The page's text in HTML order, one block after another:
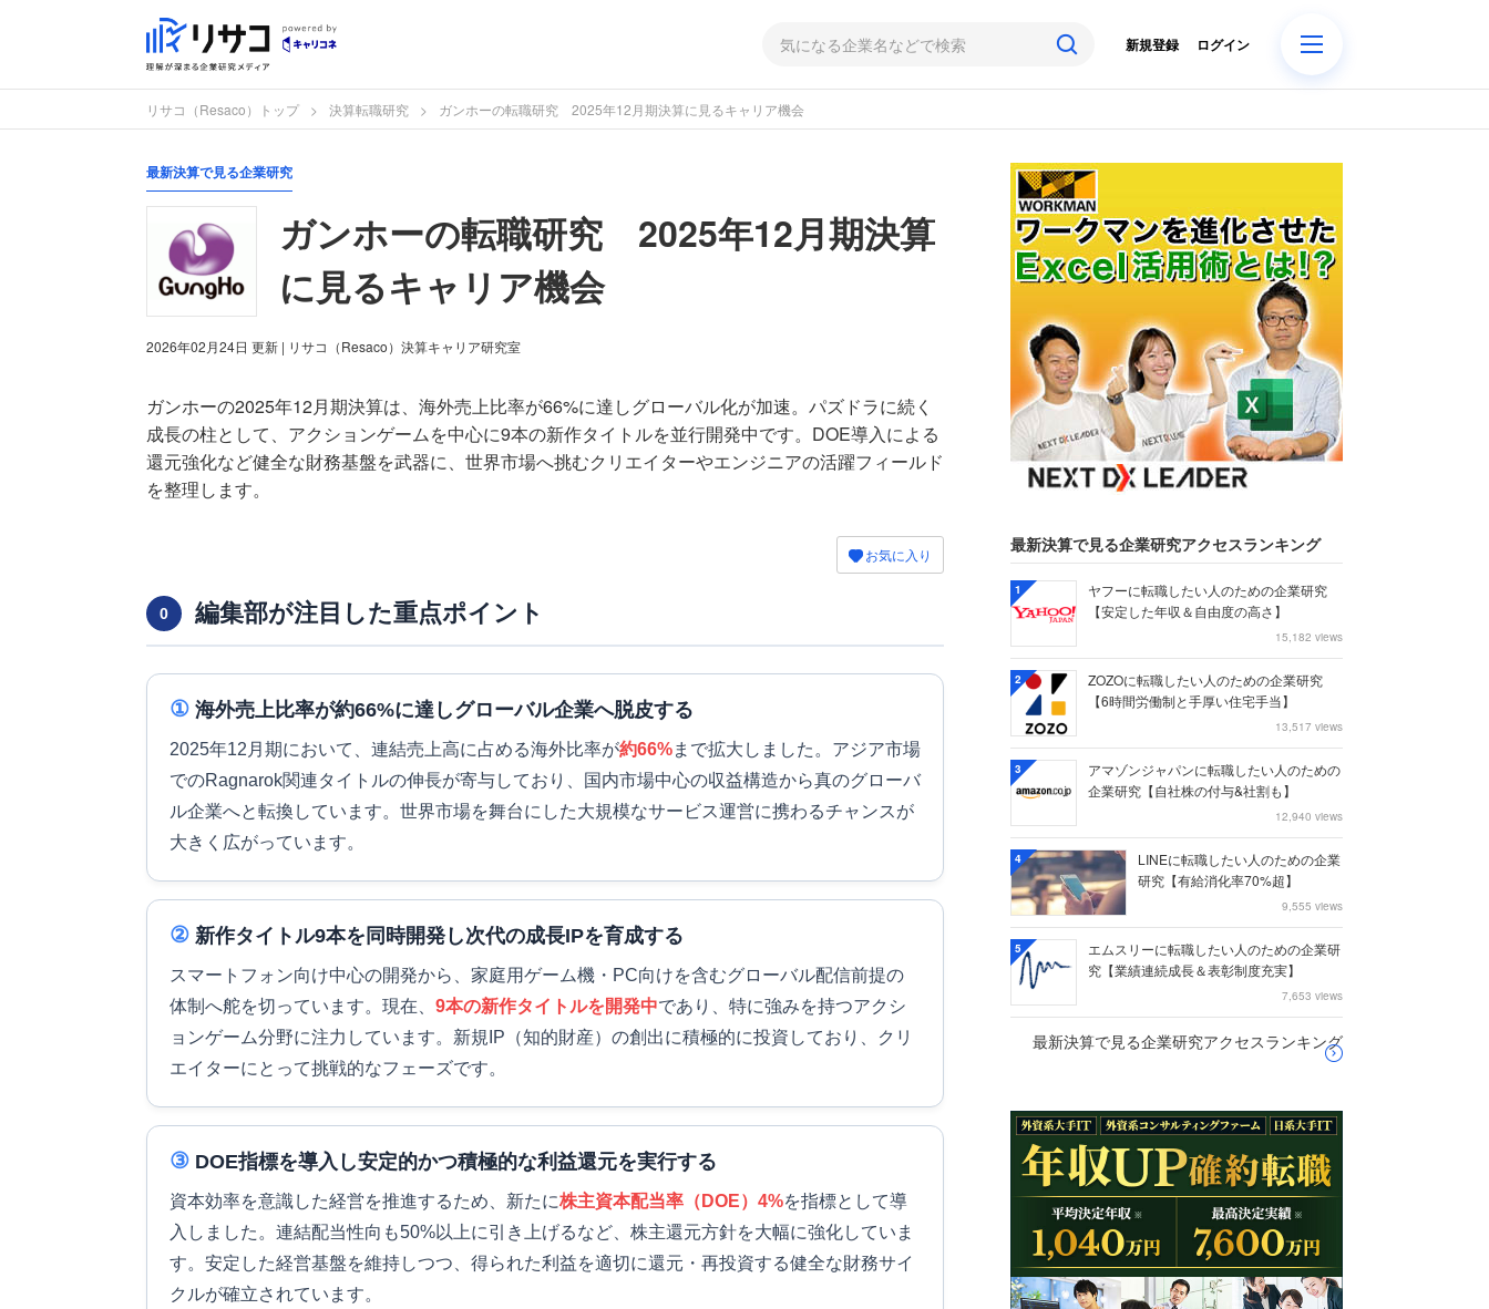
ログイン
新規登録
リサコ（Resaco）トップ 決算転職研究 ガンホーの転職研究 2025年12月期決算に見るキャリア機会
最新決算で見る企業研究
ガンホーの転職研究 2025年12月期決算
に見るキャリア機会
2026年02月24日 更新 | リサコ（Resaco）決算キャリア研究室
ガンホーの2025年12月期決算は、海外売上比率が66%に達しグローバル化が加速。パズドラに続く
成長の柱として、アクションゲームを中心に9本の新作タイトルを並行開発中です。DOE導入による
還元強化など健全な財務基盤を武器に、世界市場へ挑むクリエイターやエンジニアの活躍フィールド
を整理します。
お気に入り
0 編集部が注目した重点ポイント
① 海外売上比率が約66%に達しグローバル企業へ脱皮する
2025年12月期において、連結売上高に占める海外比率が約66%まで拡大しました。アジア市場
でのRagnarok関連タイトルの伸長が寄与しており、国内市場中心の収益構造から真のグローバ
ル企業へと転換しています。世界市場を舞台にした大規模なサービス運営に携わるチャンスが
大きく広がっています。
② 新作タイトル9本を同時開発し次代の成長IPを育成する
スマートフォン向け中心の開発から、家庭用ゲーム機・PC向けを含むグローバル配信前提の
体制へ舵を切っています。現在、 9本の新作タイトルを開発中であり、特に強みを持つアクシ
ョンゲーム分野に注力しています。新規IP（知的財産）の創出に積極的に投資しており、クリ
エイターにとって挑戦的なフェーズです。
③ DOE指標を導入し安定的かつ積極的な利益還元を実行する
資本効率を意識した経営を推進するため、新たに株主資本配当率（DOE）4%を指標として導
入しました。連結配当性向も50%以上に引き上げるなど、株主還元方針を大幅に強化していま
す。安定した経営基盤を維持しつつ、得られた利益を適切に還元・再投資する健全な財務サイ
クルが確立されています。
最新決算で見る企業研究アクセスランキング
1
ヤフーに転職したい人のための企業研究
【安定した年収＆自由度の高さ】
15,182 views
2
ZOZOに転職したい人のための企業研究
【6時間労働制と手厚い住宅手当】
13,517 views
3
アマゾンジャパンに転職したい人のための
企業研究【自社株の付与&社割も】
12,940 views
4
LINEに転職したい人のための企業
研究【有給消化率70%超】
9,555 views
5
エムスリーに転職したい人のための企業研
究【業績連続成長＆表彰制度充実】
7,653 views
最新決算で見る企業研究アクセスランキング